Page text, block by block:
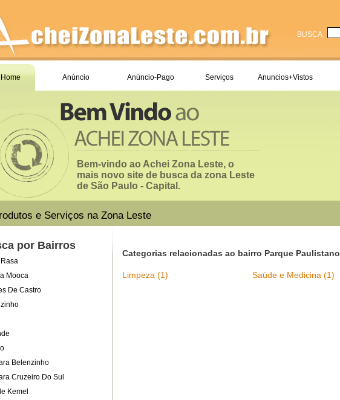
BUSCA
Home Anúncio Anúncio-Pago Serviços Anuncios+Vistos
Bem-vindo ao Achei Zona Leste, o
mais novo site de busca da zona Leste
de São Paulo - Capital.
e Serviços na Zona Leste
por Bairros
Mooca
De Castro
Belenzinho
Cruzeiro Do Sul
Kemel
Categorias relacionadas ao bairro Parque Paulistano
Limpeza (1) Saúde e Medicina (1)